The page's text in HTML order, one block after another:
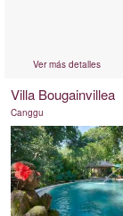
Ver más detalles
Villa Bougainvillea
Canggu